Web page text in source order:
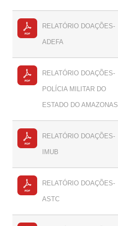
RELATÓRIO DOAÇÕES-
ADEFA
RELATÓRIO DOAÇÕES-
POLÍCIA MILITAR DO
ESTADO DO AMAZONAS
RELATÓRIO DOAÇÕES-
IMUB
RELATÓRIO DOAÇÕES-
ASTC